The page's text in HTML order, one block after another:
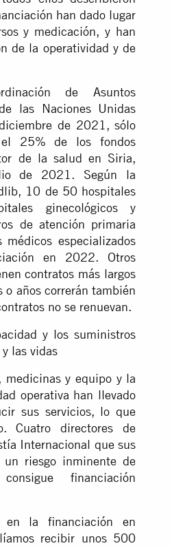
han dado lugar
y medicación, y han
de la operatividad y de
de Asuntos
las Naciones Unidas
de 2021, sólo
el 25% de los fondos
de la salud en Siria,
de 2021. Según la
10 de 50 hospitales
ginecológicos y
de atención primaria
especializados
en 2022. Otros
contratos más largos
o años correrán también
no se renuevan.
y los suministros
las vidas
medicinas y equipo y la
operativa han llevado
sus servicios, lo que
Cuatro directores de
Internacional que sus
riesgo inminente de
financiación
la financiación en
recibir unos 500